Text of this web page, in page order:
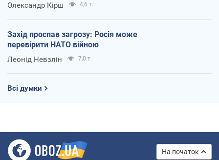
Олександр Кірш 4,6 т.
Захід проспав загрозу: Росія може
перевірити НАТО війною
Леонід Невзлін 7,0 т.
Всі думки
На початок